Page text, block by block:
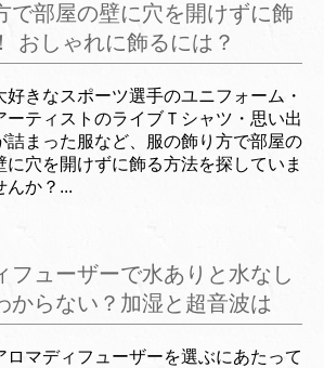
で部屋の壁に穴を開けずに飾
おしゃれに飾るには？
好きなスポーツ選手のユニフォーム・
ーティストのライブＴシャツ・思い出
詰まった服など、服の飾り方で部屋の
に穴を開けずに飾る方法を探していま
んか？...
フューザーで水ありと水なし
からない？加湿と超音波は
ロマディフューザーを選ぶにあたって